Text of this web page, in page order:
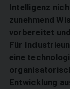
Intelligenz
zunehmend
vorbereitet
Für
eine
Entwicklung